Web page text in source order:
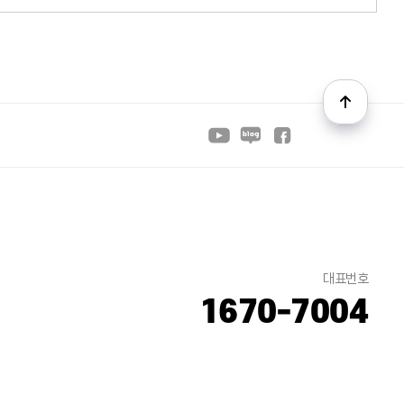
대표번호
1670-7004